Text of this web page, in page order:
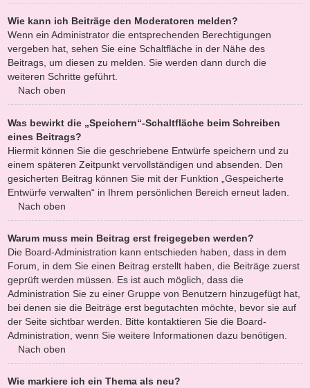
Wie kann ich Beiträge den Moderatoren melden?
Wenn ein Administrator die entsprechenden Berechtigungen
vergeben hat, sehen Sie eine Schaltfläche in der Nähe des
Beitrags, um diesen zu melden. Sie werden dann durch die
weiteren Schritte geführt.
Nach oben
Was bewirkt die „Speichern“-Schaltfläche beim Schreiben
eines Beitrags?
Hiermit können Sie die geschriebene Entwürfe speichern und zu
einem späteren Zeitpunkt vervollständigen und absenden. Den
gesicherten Beitrag können Sie mit der Funktion „Gespeicherte
Entwürfe verwalten“ in Ihrem persönlichen Bereich erneut laden.
Nach oben
Warum muss mein Beitrag erst freigegeben werden?
Die Board-Administration kann entschieden haben, dass in dem
Forum, in dem Sie einen Beitrag erstellt haben, die Beiträge zuerst
geprüft werden müssen. Es ist auch möglich, dass die
Administration Sie zu einer Gruppe von Benutzern hinzugefügt hat,
bei denen sie die Beiträge erst begutachten möchte, bevor sie auf
der Seite sichtbar werden. Bitte kontaktieren Sie die Board-
Administration, wenn Sie weitere Informationen dazu benötigen.
Nach oben
Wie markiere ich ein Thema als neu?